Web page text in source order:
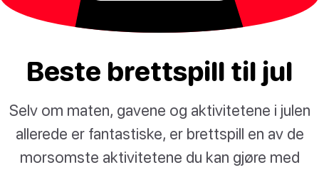
Beste brettspill til jul
Selv om maten, gavene og aktivitetene i julen
allerede er fantastiske, er brettspill en av de
morsomste aktivitetene du kan gjøre med